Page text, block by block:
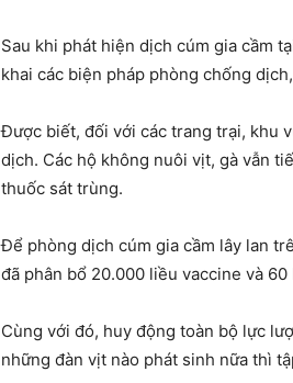
Sau khi phát hiện dịch cúm gia cầm
khai các biện pháp phòng chống
Được biết, đối với các trang trại, khu
dịch. Các hộ không nuôi vịt, gà vẫn
thuốc sát trùng.
Để phòng dịch cúm gia cầm lây lan
đã phân bổ 20.000 liều vaccine và
Cùng với đó, huy động toàn bộ lực
những đàn vịt nào phát sinh nữa thì